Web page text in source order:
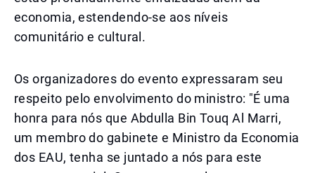
economia, estendendo-se aos níveis
comunitário e cultural.
Os organizadores do evento expressaram seu
respeito pelo envolvimento do ministro: "É uma
honra para nós que Abdulla Bin Touq Al Marri,
um membro do gabinete e Ministro da Economia
dos EAU, tenha se juntado a nós para este